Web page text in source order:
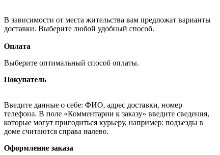
В зависимости от места жительства вам предложат варианты
доставки. Выберите любой удобный способ.
Оплата
Выберите оптимальный способ оплаты.
Покупатель
Введите данные о себе: ФИО, адрес доставки, номер
телефона. В поле «Комментарии к заказу» введите сведения,
которые могут пригодиться курьеру, например: подъезды в
доме считаются справа налево.
Оформление заказа